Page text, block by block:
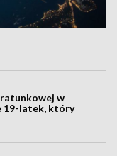
ratunkowej w
19-latek, który